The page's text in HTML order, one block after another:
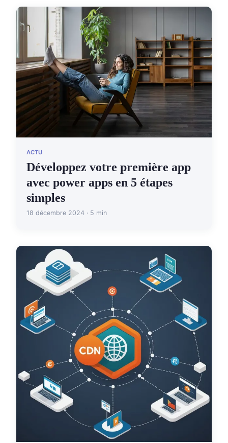
ACTU
Développez votre première app
avec power apps en 5 étapes
simples
18 décembre 2024 · 5 min